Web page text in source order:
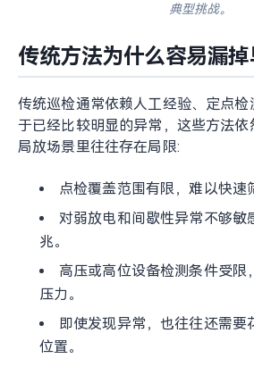
典型挑战。
传统方法为什么容易漏
传统巡检通常依赖人工经验、定点
于已经比较明显的异常，这些方法依
局放场景里往往存在局限:
点检覆盖范围有限，难以快速
对弱放电和间歇性异常不够敏
兆。
高压或高位设备检测条件受限
压力。
即使发现异常，也往往还需要
位置。